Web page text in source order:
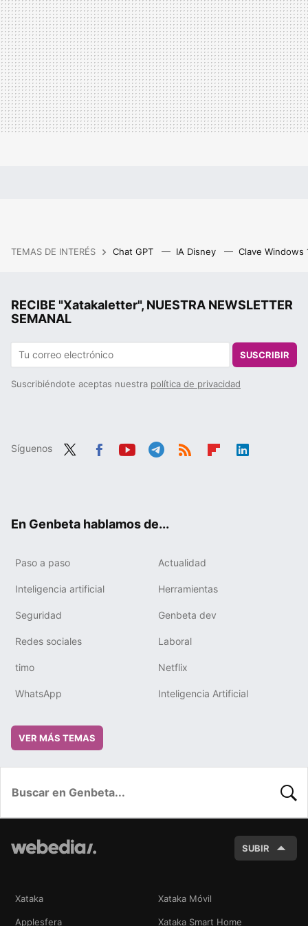
TEMAS DE INTERÉS Chat GPT IA Disney Clave Windows
RECIBE "Xatakaletter", NUESTRA NEWSLETTER
SEMANAL
SUSCRIBIR
Suscribiéndote aceptas nuestra política de privacidad
Síguenos
En Genbeta hablamos de...
Paso a paso Actualidad
Inteligencia artificial Herramientas
Seguridad Genbeta dev
Redes sociales Laboral
timo Netflix
WhatsApp Inteligencia Artificial
VER MÁS TEMAS
SUBIR
Xataka Xataka Móvil
Applesfera Xataka Smart Home